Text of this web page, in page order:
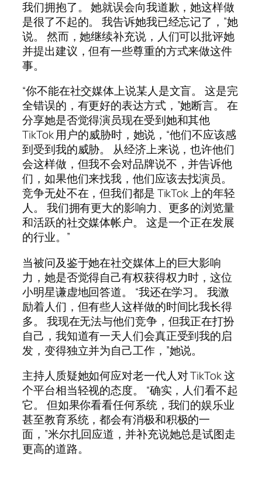
我们拥抱了。 她就误会向我道歉，她这样做
是很了不起的。 我告诉她我已经忘记了，”她
说。 然而，她继续补充说，人们可以批评她
并提出建议，但有一些尊重的方式来做这件
事。
“你不能在社交媒体上说某人是文盲。 这是完
全错误的，有更好的表达方式，”她断言。 在
分享她是否觉得演员现在受到她和其他
TikTok 用户的威胁时，她说，“他们不应该感
到受到我的威胁。 从经济上来说，也许他们
会这样做，但我不会对品牌说不，并告诉他
们，如果他们来找我，他们应该去找演员。
竞争无处不在，但我们都是 TikTok 上的年轻
人。 我们拥有更大的影响力、更多的浏览量
和活跃的社交媒体帐户。 这是一个正在发展
的行业。”
当被问及鉴于她在社交媒体上的巨大影响
力，她是否觉得自己有权获得权力时，这位
小明星谦虚地回答道。 “我还在学习。 我激
励着人们，但有些人这样做的时间比我长得
多。 我现在无法与他们竞争，但我正在打扮
自己，我知道有一天人们会真正受到我的启
发，变得独立并为自己工作，”她说。
主持人质疑她如何应对老一代人对 TikTok 这
个平台相当轻视的态度。 “确实，人们看不起
它。 但如果你看看任何系统，我们的娱乐业
甚至教育系统，都会有消极和积极的一
面，”米尔扎回应道，并补充说她总是试图走
更高的道路。